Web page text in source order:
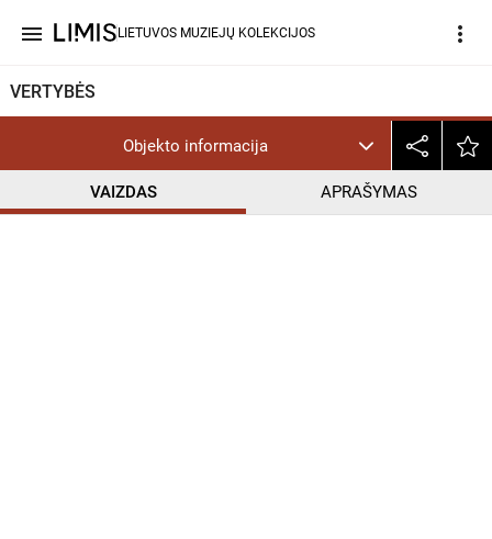
menu LIETUVOS MUZIEJŲ KOLEKCIJOS more_vert
VERTYBĖS
Objekto informacija
VAIZDAS APRAŠYMAS
CC BY-NC-SA